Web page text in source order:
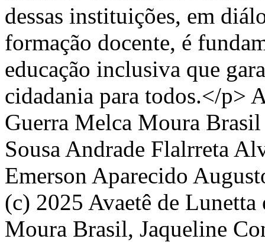
dessas instituições, em
formação docente, é
educação inclusiva que
cidadania para todos.</p>
Guerra Melca Moura Brasil
Sousa Andrade Flalrreta
Emerson Aparecido
(c) 2025 Avaetê de
Moura Brasil, Jaqueline